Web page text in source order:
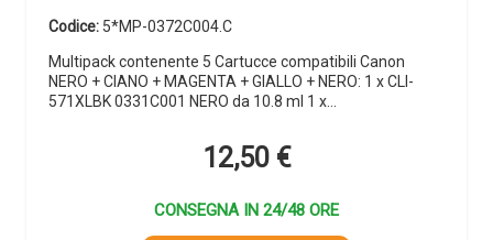
Codice: 5*MP-0372C004.C
Multipack contenente 5 Cartucce compatibili Canon
NERO + CIANO + MAGENTA + GIALLO + NERO: 1 x CLI-
571XLBK 0331C001 NERO da 10.8 ml 1 x…
12,50 €
CONSEGNA IN 24/48 ORE